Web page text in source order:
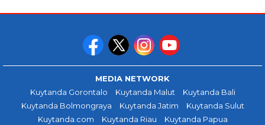
MEDIA NETWORK
Kuytanda Gorontalo
Kuytanda Malut
Kuytanda Bali
Kuytanda Bolmongraya
Kuytanda Jatim
Kuytanda Sulut
Kuytanda.com
Kuytanda Riau Kuytanda Papua